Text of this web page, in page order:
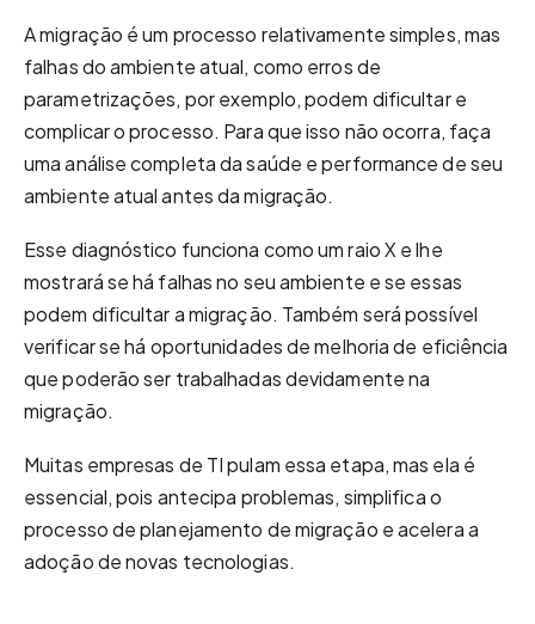
A migração é um processo relativamente simples, mas
falhas do ambiente atual, como erros de
parametrizações, por exemplo, podem dificultar e
complicar o processo. Para que isso não ocorra, faça
uma análise completa da saúde e performance de seu
ambiente atual antes da migração.
Esse diagnóstico funciona como um raio X e lhe
mostrará se há falhas no seu ambiente e se essas
podem dificultar a migração. Também será possível
verificar se há oportunidades de melhoria de eficiência
que poderão ser trabalhadas devidamente na
migração.
Muitas empresas de TI pulam essa etapa, mas ela é
essencial, pois antecipa problemas, simplifica o
processo de planejamento de migração e acelera a
adoção de novas tecnologias.